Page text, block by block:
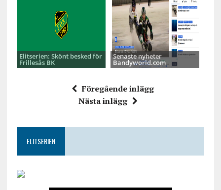
Elitserien: Skönt besked för
Frillesås BK
Senaste nyheter
Bandyworld.com
Föregående inlägg
Nästa inlägg
ELITSERIEN